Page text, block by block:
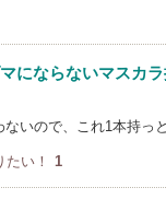
にならないマスカラ
ないので、これ1本持
たい！ 1